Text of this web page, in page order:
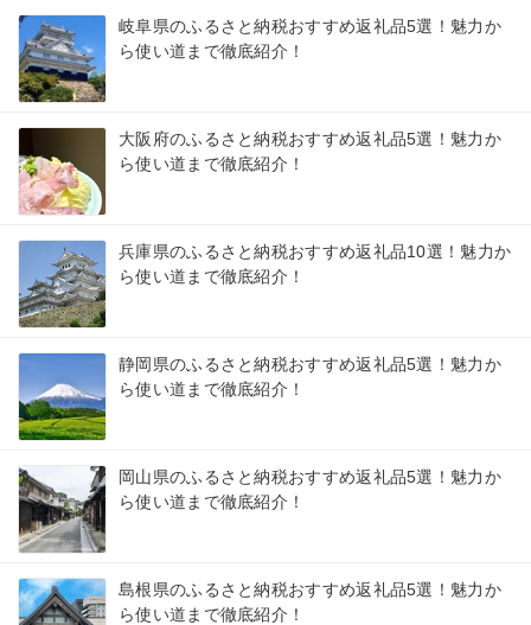
岐阜県のふるさと納税おすすめ返礼品5選！魅力か
ら使い道まで徹底紹介！
大阪府のふるさと納税おすすめ返礼品5選！魅力か
ら使い道まで徹底紹介！
兵庫県のふるさと納税おすすめ返礼品10選！魅力か
ら使い道まで徹底紹介！
静岡県のふるさと納税おすすめ返礼品5選！魅力か
ら使い道まで徹底紹介！
岡山県のふるさと納税おすすめ返礼品5選！魅力か
ら使い道まで徹底紹介！
島根県のふるさと納税おすすめ返礼品5選！魅力か
ら使い道まで徹底紹介！